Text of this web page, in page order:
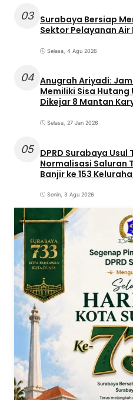
03 Surabaya Bersiap
Sektor Pelayanan Air
Selasa, 4 Agu 2026
04 Anugrah Ariyadi:
Memiliki Sisa Hutang
Dikejar 8 Mantan
Selasa, 27 Jan 2026
05 DPRD Surabaya
Normalisasi Saluran
Banjir ke 153
Senin, 3 Agu 2026